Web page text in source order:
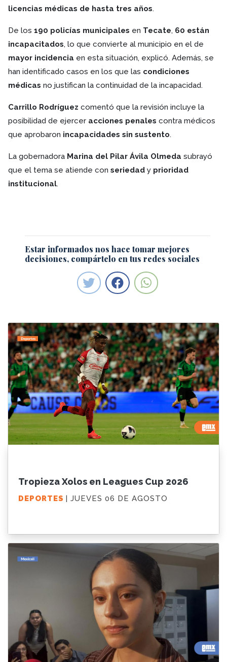
Tropieza Xolos en Leagues Cup 2026
DEPORTES | JUEVES 06 DE AGOSTO
licencias médicas de hasta tres años.
De los 190 policías municipales en Tecate, 60 están
incapacitados, lo que convierte al municipio en el de
mayor incidencia en esta situación, explicó. Además, se
han identificado casos en los que las condiciones
médicas no justifican la continuidad de la incapacidad.
Carrillo Rodríguez comentó que la revisión incluye la
posibilidad de ejercer acciones penales contra médicos
que aprobaron incapacidades sin sustento.
La gobernadora Marina del Pilar Ávila Olmeda subrayó
que el tema se atiende con seriedad y prioridad
institucional.
Estar informados nos hace tomar mejores
decisiones, compártelo en tus redes sociales